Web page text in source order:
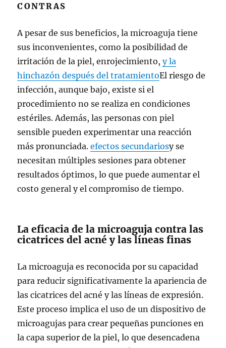
CONTRAS
A pesar de sus beneficios, la microaguja tiene
sus inconvenientes, como la posibilidad de
irritación de la piel, enrojecimiento,y la
hinchazón después del tratamientoEl riesgo de
infección, aunque bajo, existe si el
procedimiento no se realiza en condiciones
estériles. Además, las personas con piel
sensible pueden experimentar una reacción
más pronunciada.efectos secundariosy se
necesitan múltiples sesiones para obtener
resultados óptimos, lo que puede aumentar el
costo general y el compromiso de tiempo.
La eficacia de la microaguja contra las
cicatrices del acné y las líneas finas
La microaguja es reconocida por su capacidad
para reducir significativamente la apariencia de
las cicatrices del acné y las líneas de expresión.
Este proceso implica el uso de un dispositivo de
microagujas para crear pequeñas punciones en
la capa superior de la piel, lo que desencadena